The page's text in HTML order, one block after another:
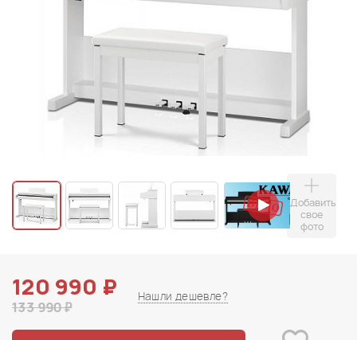
Добавить
свое
фото
120 990 ₽
133 990 ₽
Нашли дешевле?